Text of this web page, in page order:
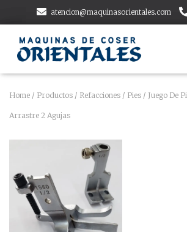
atencion@maquinasorientales.com
Home / Productos / Refacciones / Pies / Juego De
Arrastre 2 Agujas